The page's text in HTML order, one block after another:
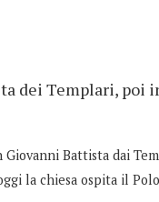
dei Templari, poi
Battista dai
la chiesa ospita il